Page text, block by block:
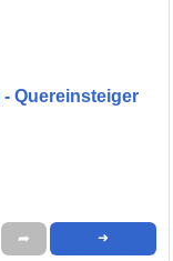
Quereinsteiger
➦ ➜